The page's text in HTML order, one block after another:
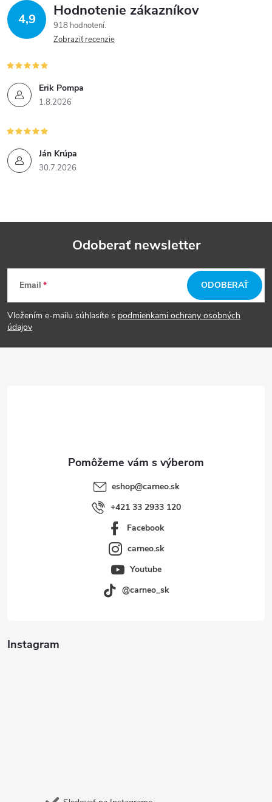
4,9 Hodnotenie zákazníkov
918 hodnotení
Zobraziť recenzie
Erik Pompa
1.8.2026
Ján Krúpa
30.7.2026
Z
á
p
Odoberať newsletter
Email
Vložením e-mailu súhlasíte s podmienkami ochrany osobných
údajov
ODOBERAŤ
Instagram
eshop@carneo.sk
+421 33 2933 120
Facebook
carneo.sk
Youtube
@carneo_sk